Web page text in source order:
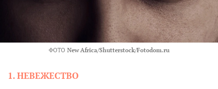
ФОТО New Africa/Shutterstock/Fotodom.ru
1. НЕВЕЖЕСТВО